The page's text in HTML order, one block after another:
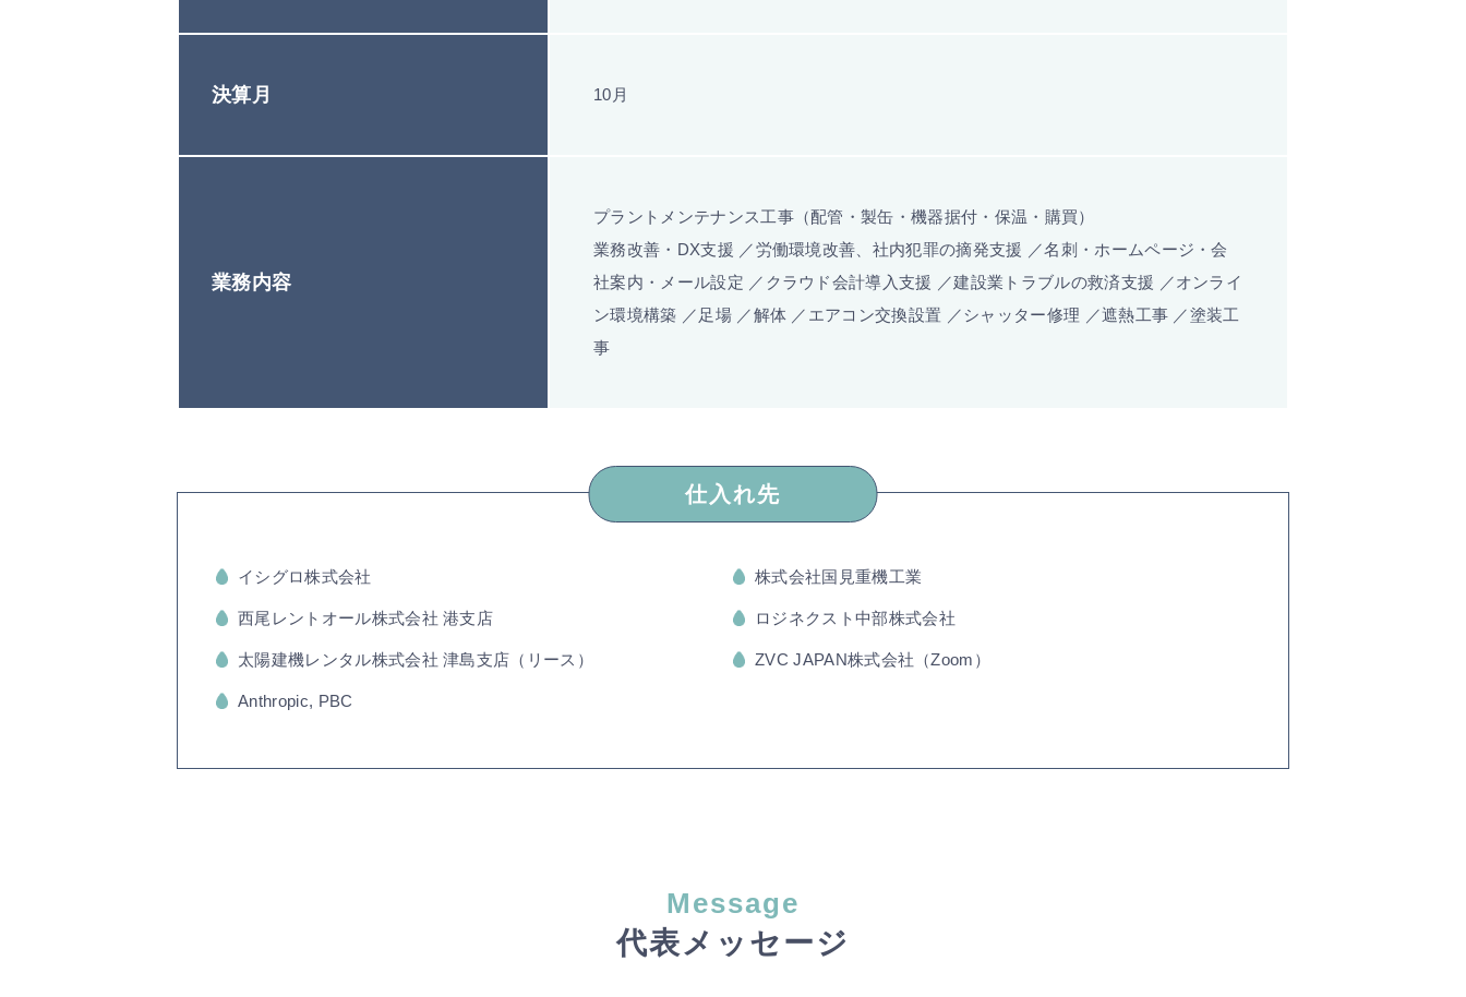
決算月 10月
業務内容
プラントメンテナンス工事（配管・製缶・機器据付・保温・購買）
業務改善・DX支援 ／労働環境改善、社内犯罪の摘発支援 ／名刺・ホームページ・会
社案内・メール設定 ／クラウド会計導入支援 ／建設業トラブルの救済支援 ／オンライ
ン環境構築 ／足場 ／解体 ／エアコン交換設置 ／シャッター修理 ／遮熱工事 ／塗装工
事
仕入れ先
イシグロ株式会社 株式会社国見重機工業
西尾レントオール株式会社 港支店 ロジネクスト中部株式会社
太陽建機レンタル株式会社 津島支店（リース） ZVC JAPAN株式会社（Zoom）
Anthropic, PBC
Message
代表メッセージ